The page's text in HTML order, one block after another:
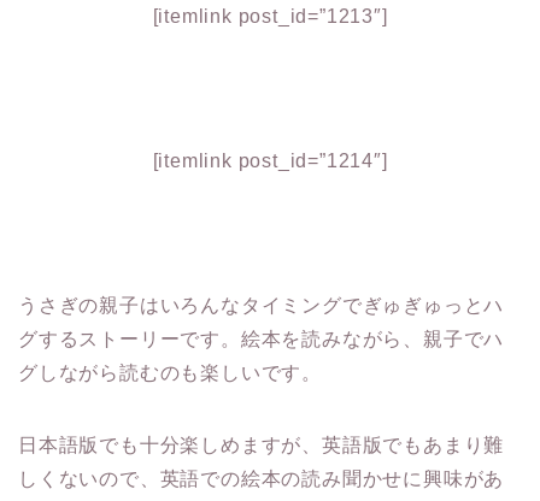
[itemlink post_id=”1213″]
[itemlink post_id=”1214″]
うさぎの親子はいろんなタイミングでぎゅぎゅっとハ
グするストーリーです。絵本を読みながら、親子でハ
グしながら読むのも楽しいです。
日本語版でも十分楽しめますが、英語版でもあまり難
しくないので、英語での絵本の読み聞かせに興味があ